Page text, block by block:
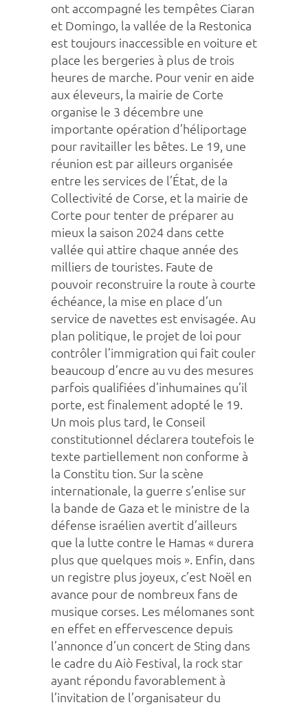
ont accompagné les tempêtes Ciaran
et Domingo, la vallée de la Restonica
est toujours inaccessible en voiture et
place les bergeries à plus de trois
heures de marche. Pour venir en aide
aux éleveurs, la mairie de Corte
organise le 3 décembre une
importante opération d’héliportage
pour ravitailler les bêtes. Le 19, une
réunion est par ailleurs organisée
entre les services de l’État, de la
Collectivité de Corse, et la mairie de
Corte pour tenter de préparer au
mieux la saison 2024 dans cette
vallée qui attire chaque année des
milliers de touristes. Faute de
pouvoir reconstruire la route à courte
échéance, la mise en place d’un
service de navettes est envisagée. Au
plan politique, le projet de loi pour
contrôler l’immigration qui fait couler
beaucoup d’encre au vu des mesures
parfois qualifiées d’inhumaines qu’il
porte, est finalement adopté le 19.
Un mois plus tard, le Conseil
constitutionnel déclarera toutefois le
texte partiellement non conforme à
la Constitu tion. Sur la scène
internationale, la guerre s’enlise sur
la bande de Gaza et le ministre de la
défense israélien avertit d’ailleurs
que la lutte contre le Hamas « durera
plus que quelques mois ». Enfin, dans
un registre plus joyeux, c’est Noël en
avance pour de nombreux fans de
musique corses. Les mélomanes sont
en effet en effervescence depuis
l’annonce d’un concert de Sting dans
le cadre du Aiò Festival, la rock star
ayant répondu favorablement à
l’invitation de l’organisateur du